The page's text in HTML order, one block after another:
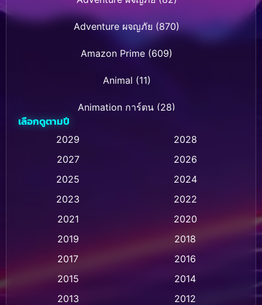
Adventure ผจญภัย (870)
Amazon Prime (609)
Animal (11)
Animation การ์ตูน (28)
Animation การ์ตูน (235)
Animation การ์ตูน (32)
Animation แอนิเมชัน (1)
Animation แอนิเมชั่น (1)
เลือกดูตามปี
2029
2028
2027
2026
2025
2024
2023
2022
2021
2020
2019
2018
2017
2016
2015
2014
2013
2012